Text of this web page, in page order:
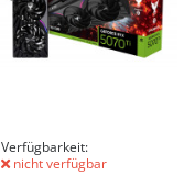
Verfügbarkeit:
nicht verfügbar